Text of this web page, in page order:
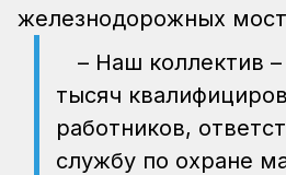
железнодорожных
– Наш коллектив
тысяч
работников,
службу по охране